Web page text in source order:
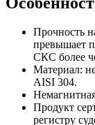
Прочность
превышает
СКС более
Материал:
AISI 304.
Продукт
регистру